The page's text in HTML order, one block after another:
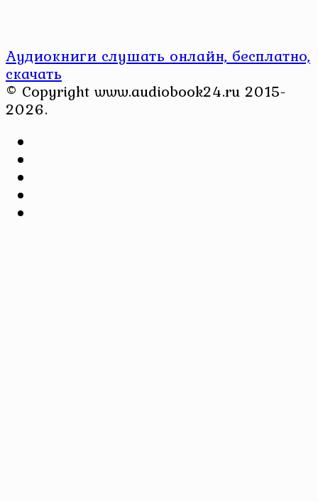
Аудиокниги слушать онлайн, бесплатно,
скачать
© Copyright www.audiobook24.ru 2015-
2026.